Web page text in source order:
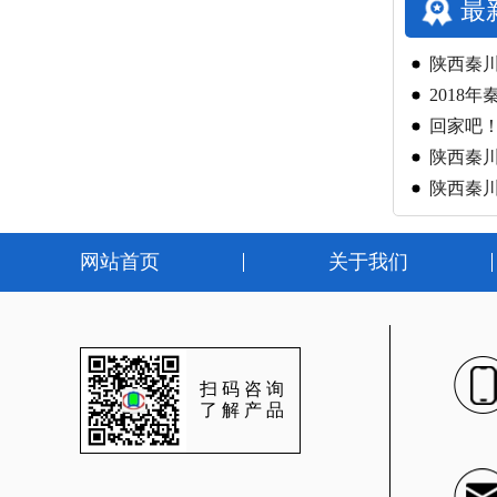
最
陕西秦
2018年
回家吧
陕西秦
陕西秦
网站首页 关于我们
扫码咨询
了解产品